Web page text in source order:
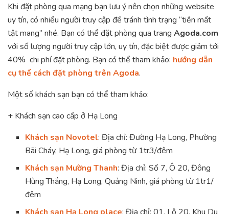
Khi đặt phòng qua mạng bạn lưu ý nên chọn những website
uy tín, có nhiều người truy cập để tránh tình trạng “tiền mất
tật mang” nhé. Bạn có thể đặt phòng qua trang Agoda.com
với số lượng người truy cập lớn, uy tín, đặc biệt được giảm tới
40% chi phí đặt phòng. Bạn có thể tham khảo: hướng dẫn
cụ thể cách đặt phòng trên Agoda.
Một số khách sạn bạn có thể tham khảo:
+ Khách sạn cao cấp ở Hạ Long
Khách sạn Novotel:Địa chỉ:Đường Hạ Long, Phường
Bãi Cháy, Hạ Long, giá phòng từ 1tr3/đêm
Khách sạn Mường Thanh:Địa chỉ:Số 7, Ô 20, Đông
Hùng Thắng, Hạ Long, Quảng Ninh, giá phòng từ 1tr1/
đêm